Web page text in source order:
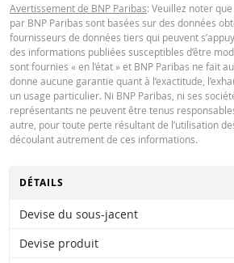
Key Information Document (FR)
QUOTES
Latest Product Quotes
Avertissement de BNP Paribas: Veuillez noter
par BNP Paribas sont basées sur des données
fournisseurs de données tiers qui peuvent
des informations publiées susceptibles d’être
sont fournies « en l’état » et BNP Paribas ne fait
donne aucune garantie quant à l’exactitude,
un usage particulier. Ni BNP Paribas, ni ses
représentants ne peuvent être tenus
autre, pour toute perte résultant de l’utilisation
découlant autrement de ces informations.
CHANGER
DÉTAILS
Devise du sous-jacent
Devise produit